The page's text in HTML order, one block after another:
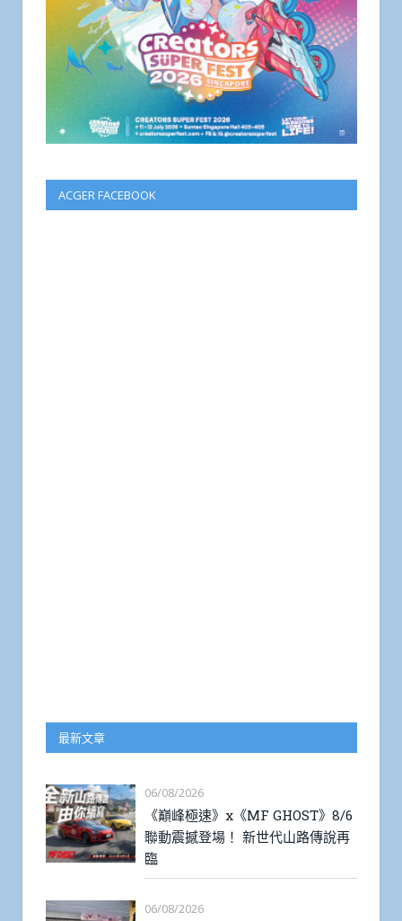
ACGER FACEBOOK
最新文章
06/08/2026
《巔峰極速》x《MF GHOST》8/6
聯動震撼登場！ 新世代山路傳說再
臨
06/08/2026